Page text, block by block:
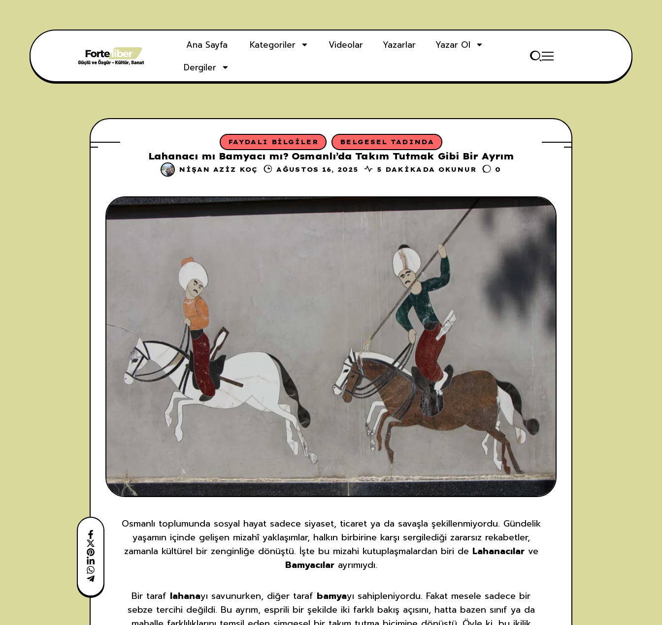
Ana Sayfa Kategoriler Videolar Yazarlar
Yazar Ol
Dergiler
FAYDALI BILGILER BELGESEL TADINDA
Lahanacı mı Bamyacı mı? Osmanlı’da Takım Tutmak Gibi Bir Ayrım
NIŞAN AZIZ KOÇ AĞUSTOS 16, 2025 5 DAKIKADA OKUNUR 0
Osmanlı toplumunda sosyal hayat sadece siyaset, ticaret ya da savaşla şekillenmiyordu. Gündelik
yaşamın içinde gelişen mizahî yaklaşımlar, halkın birbirine karşı sergilediği zararsız rekabetler,
zamanla kültürel bir zenginliğe dönüştü. İşte bu mizahi kutuplaşmalardan biri de Lahanacılarve
Bamyacılarayrımıydı.
Bir taraf lahanayı savunurken, diğer taraf bamyayı sahipleniyordu. Fakat mesele sadece bir
sebze tercihi değildi. Bu ayrım, esprili bir şekilde iki farklı bakış açısını, hatta bazen sınıf ya da